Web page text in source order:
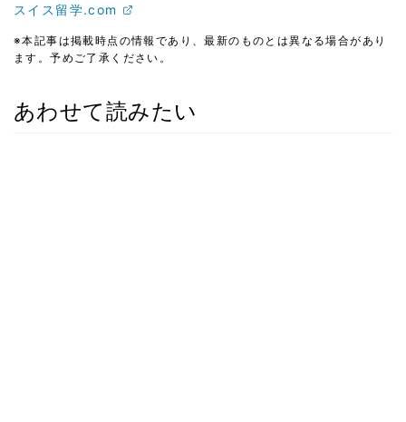
スイス留学.com
※本記事は掲載時点の情報であり、最新のものとは異なる場合があり
ます。予めご了承ください。
あわせて読みたい